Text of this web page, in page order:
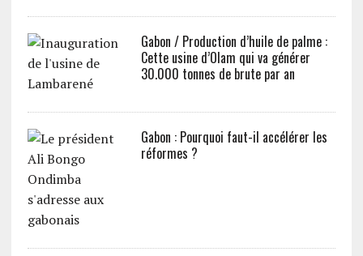
Gabon / Production d’huile de palme :
Cette usine d’Olam qui va générer
30.000 tonnes de brute par an
Gabon : Pourquoi faut-il accélérer les
réformes ?